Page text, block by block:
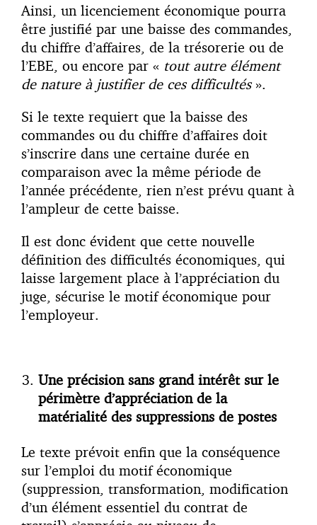
Ainsi, un licenciement économique pourra
être justifié par une baisse des commandes,
du chiffre d’affaires, de la trésorerie ou de
l’EBE, ou encore par « tout autre élément
de nature à justifier de ces difficultés ».
Si le texte requiert que la baisse des
commandes ou du chiffre d’affaires doit
s’inscrire dans une certaine durée en
comparaison avec la même période de
l’année précédente, rien n’est prévu quant à
l’ampleur de cette baisse.
Il est donc évident que cette nouvelle
définition des difficultés économiques, qui
laisse largement place à l’appréciation du
juge, sécurise le motif économique pour
l’employeur.
Une précision sans grand intérêt sur le
périmètre d’appréciation de la
matérialité des suppressions de postes
Le texte prévoit enfin que la conséquence
sur l’emploi du motif économique
(suppression, transformation, modification
d’un élément essentiel du contrat de